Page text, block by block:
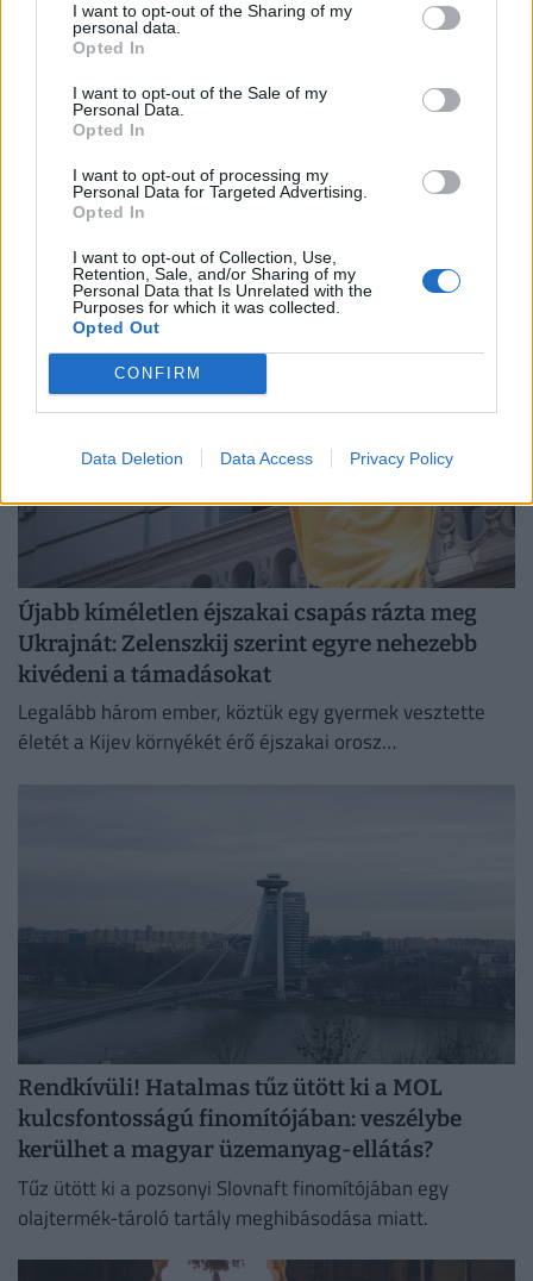
I want to opt-out of the Sharing of my
personal data.
Opted In
I want to opt-out of the Sale of my
Personal Data.
Opted In
I want to opt-out of processing my
Personal Data for Targeted Advertising.
Opted In
I want to opt-out of Collection, Use,
Retention, Sale, and/or Sharing of my
Personal Data that Is Unrelated with the
Purposes for which it was collected.
Opted Out
CONFIRM
Data Deletion Data Access Privacy Policy
Hatalmas a krízis a Dunán: uszályokat
süllyesztenek el, hogy elkerüljék az
atomerőmű leállását
intézkedésre kényszerült Románia.
Újabb kíméletlen éjszakai csapás rázta meg
Ukrajnát: Zelenszkij szerint egyre nehezebb
kivédeni a támadásokat
Legalább három ember, köztük egy gyermek vesztette
életét a Kijev környékét érő éjszakai orosz
Rendkívüli! Hatalmas tűz ütött ki a MOL
kulcsfontosságú finomítójában: veszélybe
kerülhet a magyar üzemanyag-ellátás?
Tűz ütött ki a pozsonyi Slovnaft finomítójában egy
olajtermék-tároló tartály meghibásodása miatt.